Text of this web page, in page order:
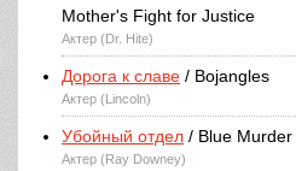
Mother's Fight for Justice
Актер (Dr. Hite)
Дорога к славе / Bojangles
Актер (Lincoln)
Убойный отдел / Blue Murder
Актер (Ray Downey)